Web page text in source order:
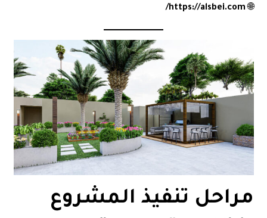
🌐
https://alsbei.com/
مراحل تنفيذ المشروع